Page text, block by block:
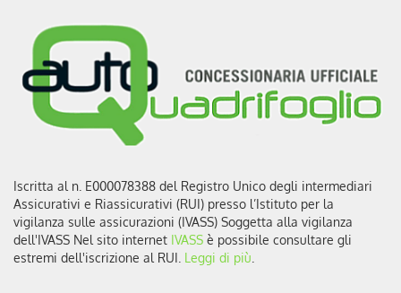
Iscritta al n. E000078388 del Registro Unico degli intermediari
Assicurativi e Riassicurativi (RUI) presso l’Istituto per la
vigilanza sulle assicurazioni (IVASS) Soggetta alla vigilanza
dell'IVASS Nel sito internet IVASS è possibile consultare gli
estremi dell'iscrizione al RUI. Leggi di più